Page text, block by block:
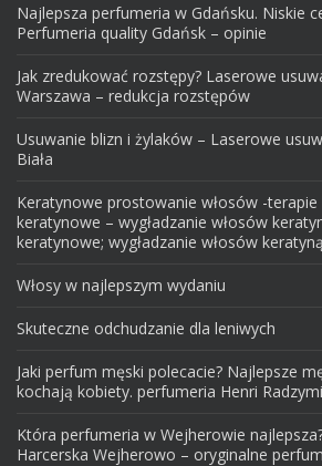
Najlepsza perfumeria w Gdańsku. Niskie
Perfumeria quality Gdańsk – opinie
Jak zredukować rozstępy? Laserowe
Warszawa – redukcja rozstępów
Usuwanie blizn i żylaków – Laserowe
Biała
Keratynowe prostowanie włosów -
keratynowe – wygładzanie włosów
keratynowe; wygładzanie włosów keratyną
Włosy w najlepszym wydaniu
Skuteczne odchudzanie dla leniwych
Jaki perfum męski polecacie? Najlepsze
kochają kobiety. perfumeria Henri
Która perfumeria w Wejherowie
Harcerska Wejherowo – oryginalne